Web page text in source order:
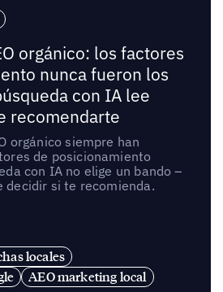
orgánico: los factores
nunca fueron los
con IA lee
recomendarte
orgánico siempre han
de posicionamiento
con IA no elige un bando –
decidir si te recomienda.
locales
AEO marketing local